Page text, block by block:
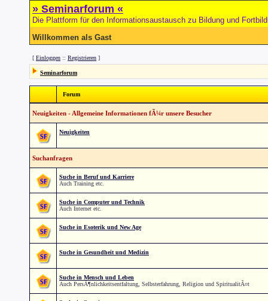
» Seminarforum «
Die Plattform für den Informationsaustausch zu Bildung und
Willkommen als Gast
[ Einloggen :: Registrieren ]
Seminarforum
Forum
Neuigkeiten - Allgemeine Informationen fÃ¼r unsere Besucher
Neuigkeiten
Suchanfragen
Suche in Beruf und Karriere
Auch Training etc.
Suche in Computer und Technik
Auch Internet etc.
Suche in Esoterik und New Age
Suche in Gesundheit und Medizin
Suche in Mensch und Leben
Auch PersÃ¶nlichkeitsentfaltung, Selbsterfahrung, Religion und SpiritualitÃ¤t